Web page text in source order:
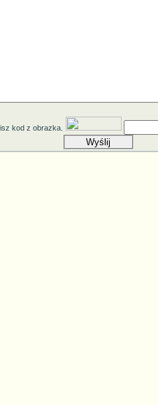
kod z obrazka.